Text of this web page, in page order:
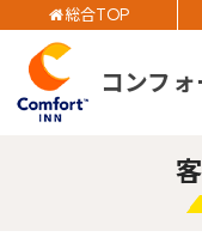
総合TOP
コンフ
チェックイン日
チェックアウト日公式